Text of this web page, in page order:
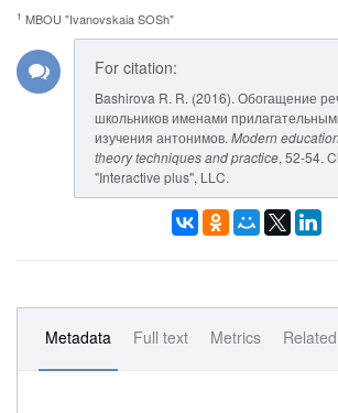
1 MBOU "Ivanovskaia SOSh"
For citation:
Bashirova R. R. (2016). Обогащение
школьников именами
изучения антонимов. Modern
theory techniques and practice, 52-54.
"Interactive plus", LLC.
Metadata Full text Metrics